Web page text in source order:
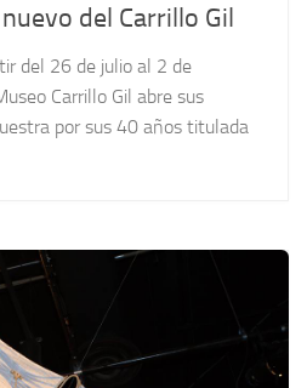
del Carrillo Gil
del 26 de julio al 2 de
Carrillo Gil abre sus
por sus 40 años titulada